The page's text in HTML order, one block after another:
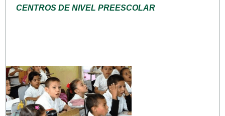
CENTROS DE NIVEL PREESCOLAR